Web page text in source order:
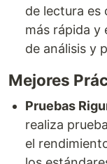
de lectura es
más rápida y
de análisis y
Mejores
Pruebas
realiza
el